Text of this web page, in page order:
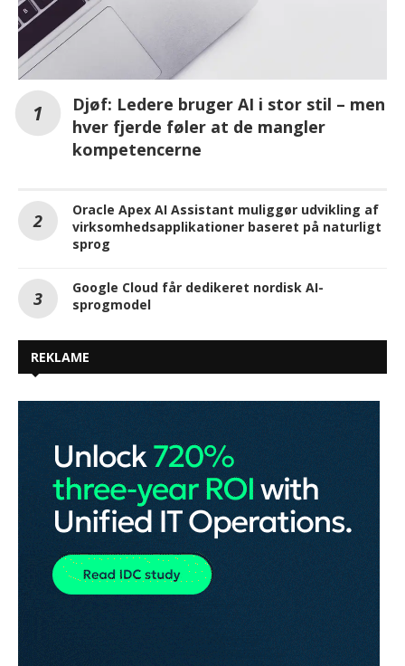
Djøf: Ledere bruger AI i stor stil – men
hver fjerde føler at de mangler
kompetencerne
Oracle Apex AI Assistant muliggør udvikling af
virksomhedsapplikationer baseret på naturligt
sprog
Google Cloud får dedikeret nordisk AI-
sprogmodel
REKLAME